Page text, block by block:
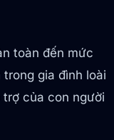
toàn đến mức
gia đình loài
của con người